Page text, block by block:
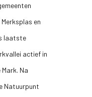
en
laatste
actief in
Na
Natuurpunt